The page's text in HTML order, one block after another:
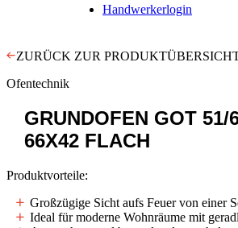
Handwerkerlogin
ZURÜCK ZUR
Ofentechnik
GRUNDOFEN GOT 51/
66X42 FLACH
Produktvorteile:
Großzügige Sicht aufs Feuer von einer
Ideal für moderne Wohnräume mit